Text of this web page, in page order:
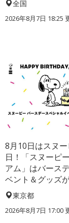
全国
2026年8月7日 18:25
8月10日はスヌ
日！「スヌーピ
アム」はバース
ベント＆グッズ
東京都
2026年8月7日 17:00